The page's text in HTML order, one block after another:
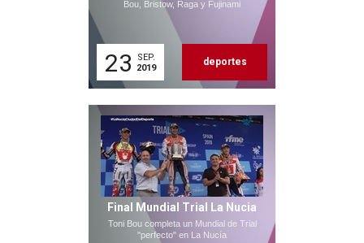
Bou, Bristow, Raga y Fujinami
23
SEP.
2019
deportes
Final Mundial Trial La Nucia
Toni Bou completa un Mundial de Trial
"perfecto" en La Nucía